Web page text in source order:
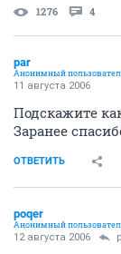
1276 4
par
Анонимный
11 августа 2006
Подскажите
Заранее
ОТВЕТИТЬ
poqer
Анонимный
12 августа 2006